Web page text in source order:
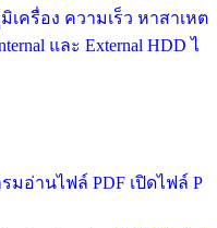
ครื่อง ความเร็ว หาสาเหต
และ External HDD ไ
รมอ่านไฟล์ PDF เปิดไฟล์ P